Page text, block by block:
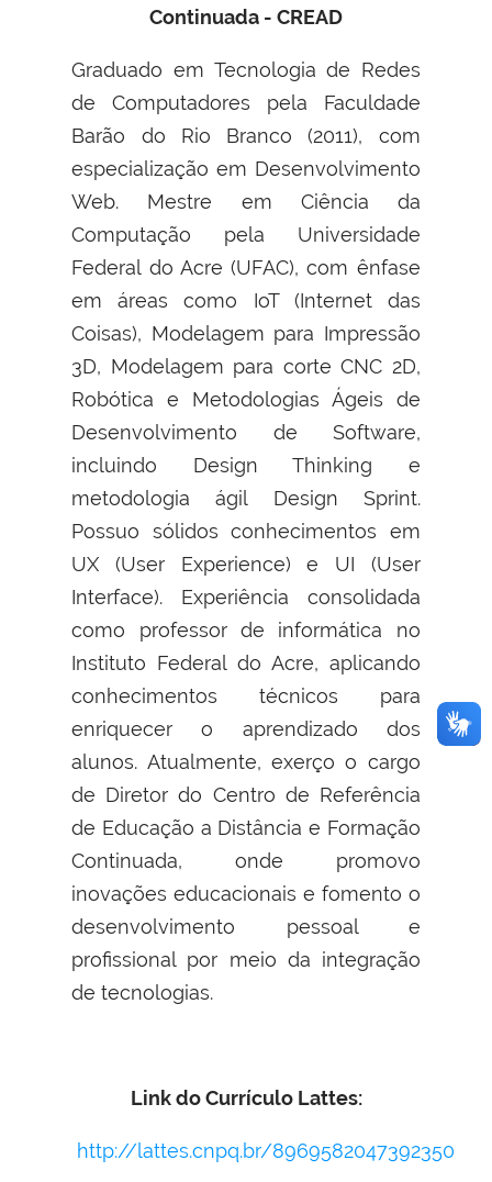
Continuada - CREAD
Graduado em Tecnologia de Redes
de Computadores pela Faculdade
Barão do Rio Branco (2011), com
especialização em Desenvolvimento
Web. Mestre em Ciência da
Computação pela Universidade
Federal do Acre (UFAC), com ênfase
em áreas como IoT (Internet das
Coisas), Modelagem para Impressão
3D, Modelagem para corte CNC 2D,
Robótica e Metodologias Ágeis de
Desenvolvimento de Software,
incluindo Design Thinking e
metodologia ágil Design Sprint.
Possuo sólidos conhecimentos em
UX (User Experience) e UI (User
Interface). Experiência consolidada
como professor de informática no
Instituto Federal do Acre, aplicando
conhecimentos técnicos para
enriquecer o aprendizado dos
alunos. Atualmente, exerço o cargo
de Diretor do Centro de Referência
de Educação a Distância e Formação
Continuada, onde promovo
inovações educacionais e fomento o
desenvolvimento pessoal e
profissional por meio da integração
de tecnologias.
Link do Currículo Lattes:
http://lattes.cnpq.br/8969582047392350